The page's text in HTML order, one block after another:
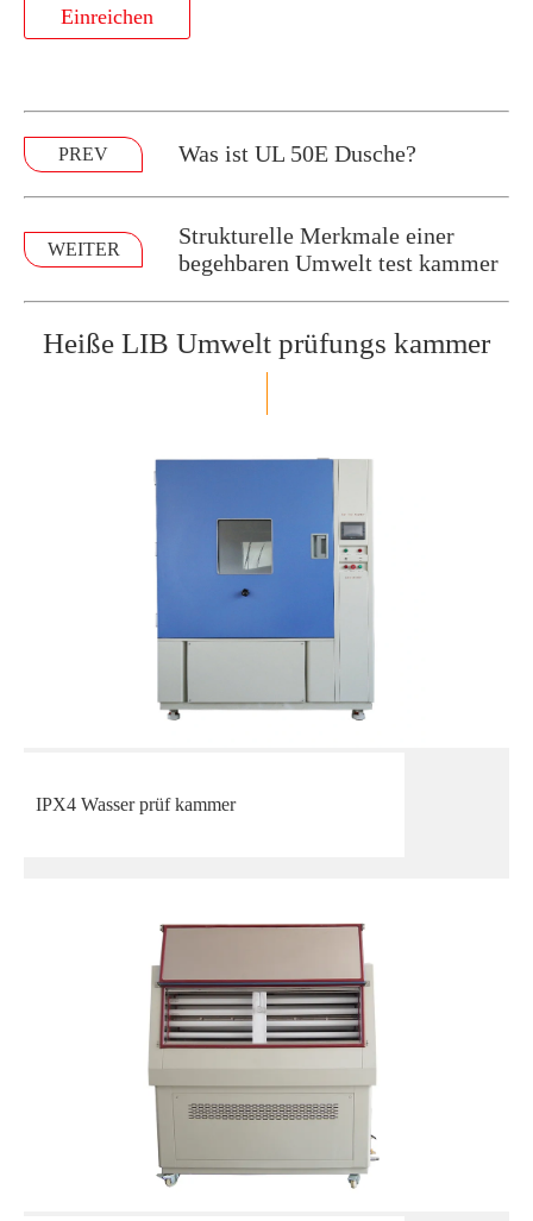
Einreichen
PREV Was ist UL 50E Dusche?
WEITER
Strukturelle Merkmale einer
begehbaren Umwelt test kammer
Heiße LIB Umwelt prüfungs kammer
IPX4 Wasser prüf kammer